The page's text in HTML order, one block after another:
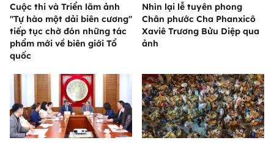
Cuộc thi và Triển lãm ảnh
"Tự hào một dải biên cương"
tiếp tục chờ đón những tác
phẩm mới về biên giới Tổ
quốc
Nhìn lại lễ tuyên phong
Chân phước Cha Phanxicô
Xaviê Trương Bửu Diệp qua
ảnh